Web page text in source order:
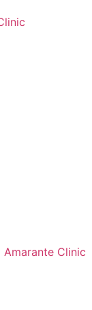
Amarante Clinic